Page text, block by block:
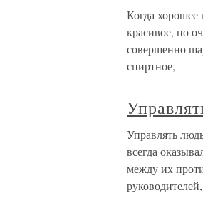
Когда
красивое, но
совершенно
спиртное,
Управлять
всегда
между их